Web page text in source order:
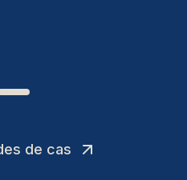
de cas